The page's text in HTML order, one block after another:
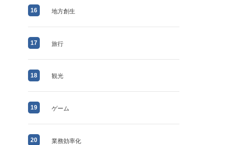
16 地方創生
17 旅行
18 観光
19 ゲーム
20 業務効率化